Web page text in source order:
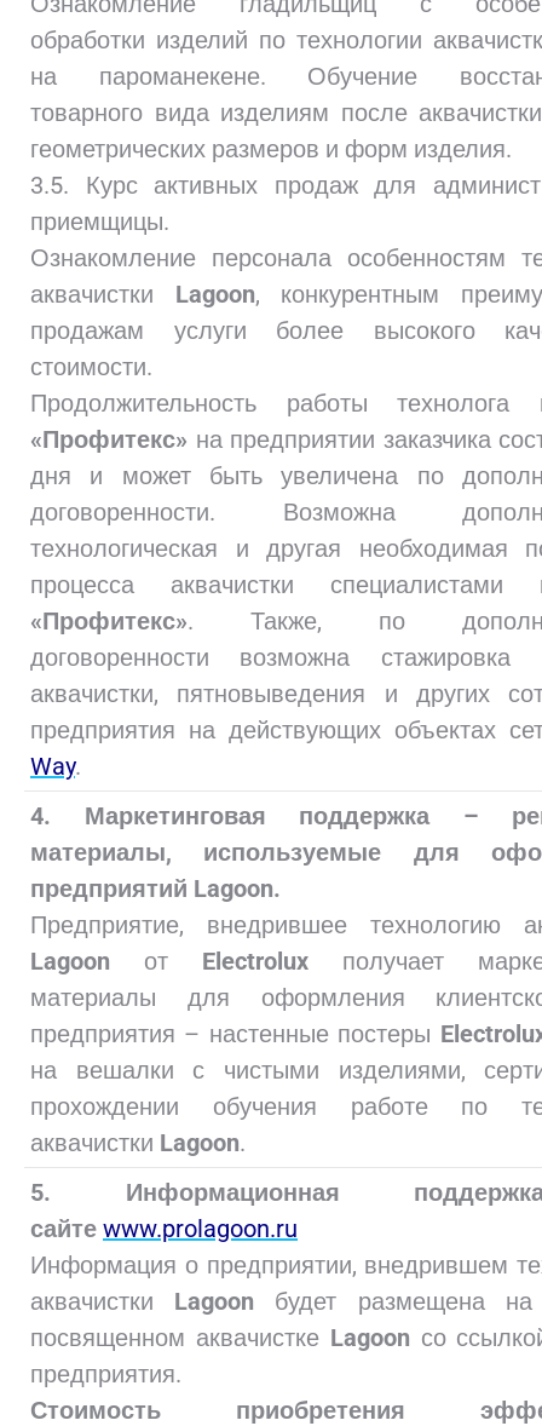
обработки изделий по технологии
на пароманекене. Обучение
товарного вида изделиям после
геометрических размеров и форм изделия.
3.5. Курс активных продаж для
приемщицы.
Ознакомление персонала особенностям
аквачистки Lagoon, конкурентным
продажам услуги более высокого
стоимости.
Продолжительность работы технолога
«Профитекс» на предприятии заказчика
дня и может быть увеличена по
договоренности. Возможна
технологическая и другая необходимая
процесса аквачистки специалистами
«Профитекс». Также, по
договоренности возможна стажировка
аквачистки, пятновыведения и других
предприятия на действующих объектах
Way.
4. Маркетинговая поддержка –
материалы, используемые для
предприятий Lagoon.
Предприятие, внедрившее технологию
Lagoon от Electrolux получает
материалы для оформления
предприятия – настенные постеры
на вешалки с чистыми изделиями,
прохождении обучения работе по
аквачистки Lagoon.
5. Информационная
сайте www.prolagoon.ru
Информация о предприятии, внедрившем
аквачистки Lagoon будет размещена на
посвященном аквачистке Lagoon со
предприятия.
Стоимость приобретения